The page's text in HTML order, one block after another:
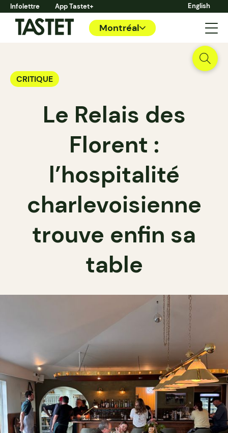
Infolettre App Tastet+ English
Montréal
CRITIQUE
Le Relais des
Florent :
l’hospitalité
charlevoisienne
trouve enfin sa
table